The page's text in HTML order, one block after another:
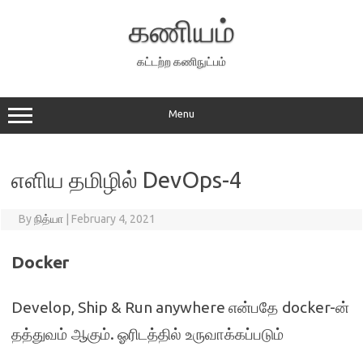
கணியம்
கட்டற்ற கணிநுட்பம்
Menu
எளிய தமிழில் DevOps-4
Byநித்யா February 4, 2021
Docker
Develop, Ship & Run anywhere என்பதே docker-ன்
தத்துவம் ஆகும். ஓரிடத்தில் உருவாக்கப்படும்